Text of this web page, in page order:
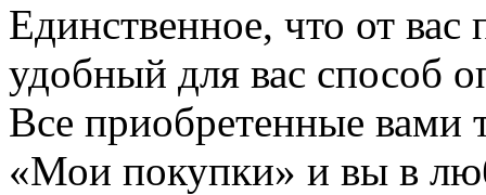
Единственное, что от вас
удобный для вас способ
Все приобретенные вами
«Мои покупки» и вы в